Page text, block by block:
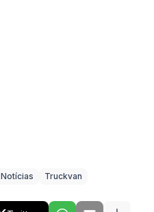
Notícias Truckvan